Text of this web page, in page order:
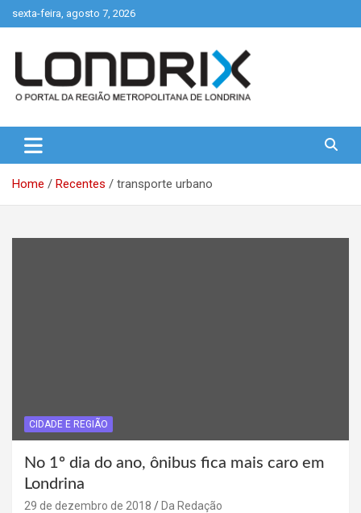
to
sexta-feira, agosto 7, 2026
Londrix
Home Recentes transporte urbano
CIDADE E REGIÃO
No 1º dia do ano, ônibus fica mais caro em
Londrina
29 de dezembro de 2018
Da Redação